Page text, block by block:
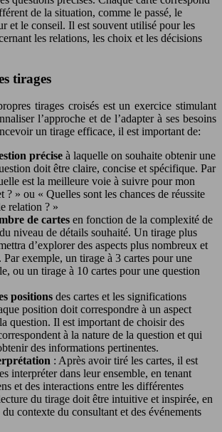
de la situation, comme le passé, le
et le conseil. Il est souvent utilisé pour les
les relations, les choix et les décisions
tirages
tirages croisés est un exercice stimulant
l’approche et de l’adapter à ses besoins
un tirage efficace, il est important de:
précise à laquelle on souhaite obtenir une
doit être claire, concise et spécifique. Par
est la meilleure voie à suivre pour mon
? » ou « Quelles sont les chances de réussite
relation ? »
de cartes en fonction de la complexité de
niveau de détails souhaité. Un tirage plus
d’explorer des aspects plus nombreux et
exemple, un tirage à 3 cartes pour une
ou un tirage à 10 cartes pour une question
positions des cartes et les significations
position doit correspondre à un aspect
question. Il est important de choisir des
à la nature de la question et qui
des informations pertinentes.
: Après avoir tiré les cartes, il est
interpréter dans leur ensemble, en tenant
et des interactions entre les différentes
du tirage doit être intuitive et inspirée, en
contexte du consultant et des événements